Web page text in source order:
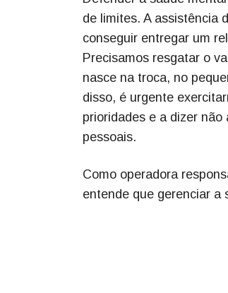
de limites. A assistência
conseguir entregar um
Precisamos resgatar o
nasce na troca, no
disso, é urgente
prioridades e a dizer
pessoais.
Como operadora
entende que gerenciar a